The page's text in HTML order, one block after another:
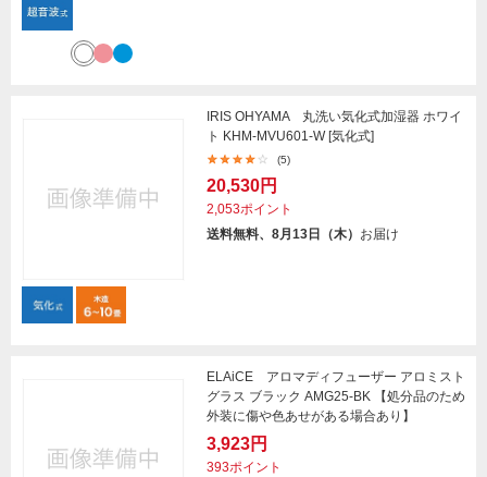
IRIS OHYAMA 丸洗い気化式加湿器 ホワイ
ト KHM-MVU601-W [気化式]
(5)
20,530円
2,053ポイント
送料無料、8月13日（木） お届け
ELAiCE アロマディフューザー アロミスト
グラス ブラック AMG25-BK 【処分品のため
外装に傷や色あせがある場合あり】
3,923円
393ポイント